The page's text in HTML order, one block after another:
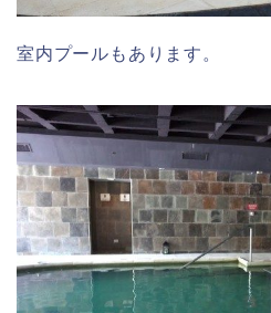
室内プールもあります。